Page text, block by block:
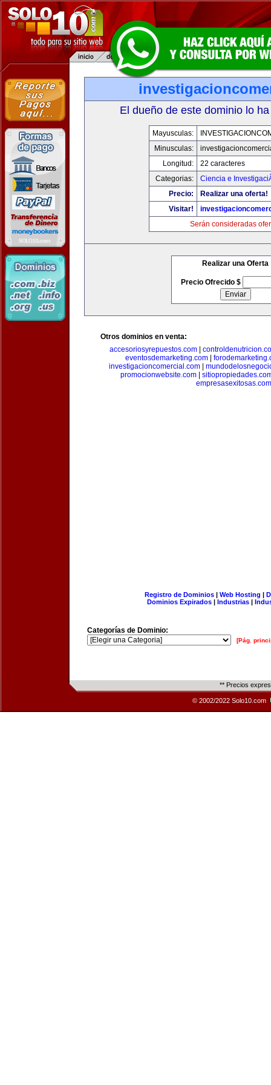
El dueño de este dominio lo
Mayusculas:
Minusculas:
Longitud:
22 caracteres
Categorias:
Ciencia e
Precio:
Realizar una oferta!
Visitar!
Serán consideradas
Realizar una Oferta
Precio Ofrecido $
Otros dominios en venta:
accesoriosyrepuestos.com
eventosdemarketing.com|
investigacioncomercial.com
promocionwebsite.com
empresasexitosas.com
Registro de Dominios| Web Hosting |
Dominios Expirados | Industrias |
Categorías de Dominio:
[Pág.
** Precios
© 2002/2022 Solo10.com